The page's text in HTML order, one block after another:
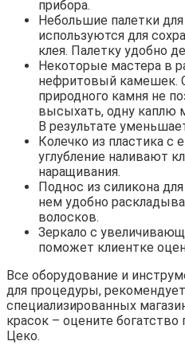
прибора.
Небольшие палетки
используются для
клея. Палетку удобно
Некоторые мастера в
нефритовый камешек.
природного камня не
высыхать, одну каплю
В результате
Колечко из пластика с
углубление наливают
наращивания.
Поднос из силикона
нем удобно
волосков.
Зеркало с
поможет клиентке
Все оборудование и
для процедуры,
специализированных
красок – оцените
Цеко.